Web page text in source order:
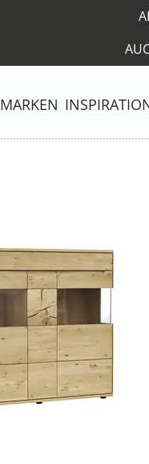
MARKEN